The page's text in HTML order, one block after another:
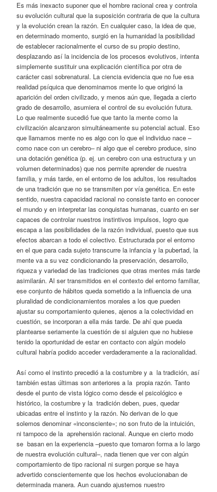
Es más inexacto suponer que el hombre racional crea y controla
su evolución cultural que la suposición contraria de que la cultura
y la evolución crean la razón. En cualquier caso, la idea de que,
en determinado momento, surgió en la humanidad la posibilidad
de establecer racionalmente el curso de su propio destino,
desplazando así la incidencia de los procesos evolutivos, intenta
simplemente sustituir una explicación científica por otra de
carácter casi sobrenatural. La ciencia evidencia que no fue esa
realidad psíquica que denominamos mente lo que originó la
aparición del orden civilizado, y menos aún que, llegada a cierto
grado de desarrollo, asumiera el control de su evolución futura.
Lo que realmente sucedió fue que tanto la mente como la
civilización alcanzaron simultáneamente su potencial actual. Eso
que llamamos mente no es algo con lo que el individuo nace –
como nace con un cerebro– ni algo que el cerebro produce, sino
una dotación genética (p. ej. un cerebro con una estructura y un
volumen determinados) que nos permite aprender de nuestra
familia, y más tarde, en el entorno de los adultos, los resultados
de una tradición que no se transmiten por vía genética. En este
sentido, nuestra capacidad racional no consiste tanto en conocer
el mundo y en interpretar las conquistas humanas, cuanto en ser
capaces de controlar nuestros instintivos impulsos, logro que
escapa a las posibilidades de la razón individual, puesto que sus
efectos abarcan a todo el colectivo. Estructurada por el entorno
en el que para cada sujeto transcurre la infancia y la pubertad, la
mente va a su vez condicionando la preservación, desarrollo,
riqueza y variedad de las tradiciones que otras mentes más tarde
asimilarán. Al ser transmitidos en el contexto del entorno familiar,
ese conjunto de hábitos queda sometido a la influencia de una
pluralidad de condicionamientos morales a los que pueden
ajustar su comportamiento quienes, ajenos a la colectividad en
cuestión, se incorporan a ella más tarde. De ahí que pueda
plantearse seriamente la cuestión de si alguien que no hubiese
tenido la oportunidad de estar en contacto con algún modelo
cultural habría podido acceder verdaderamente a la racionalidad.
Así como el instinto precedió a la costumbre y a la tradición, así
también estas últimas son anteriores a la propia razón. Tanto
desde el punto de vista lógico como desde el psicológico e
histórico, la costumbre y la tradición deben, pues, quedar
ubicadas entre el instinto y la razón. No derivan de lo que
solemos denominar «inconsciente»; no son fruto de la intuición,
ni tampoco de la aprehensión racional. Aunque en cierto modo
se basan en la experiencia –puesto que tomaron forma a lo largo
de nuestra evolución cultural–, nada tienen que ver con algún
comportamiento de tipo racional ni surgen porque se haya
advertido conscientemente que los hechos evolucionaban de
determinada manera. Aun cuando ajustemos nuestro